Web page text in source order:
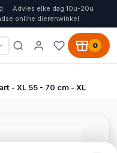
Advies elke dag 10u-20u
online dierenwinkel
0
- XL 55 - 70 cm - XL